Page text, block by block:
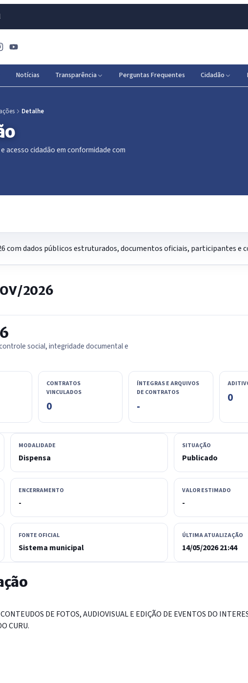
Notícias Transparência Perguntas Frequentes Cidadão
Detalhe
cidadão em conformidade com
com dados públicos estruturados, documentos oficiais, participantes
2026
social, integridade documental e
CONTRATOS
VINCULADOS
0
ÍNTEGRAS E ARQUIVOS
DE CONTRATOS
-
0
MODALIDADE
Dispensa
SITUAÇÃO
Publicado
ENCERRAMENTO
-
VALOR ESTIMADO
-
FONTE OFICIAL
Sistema municipal
ÚLTIMA ATUALIZAÇÃO
14/05/2026 21:44
DE FOTOS, AUDIOVISUAL E EDIÇÃO DE EVENTOS DO
CURU.